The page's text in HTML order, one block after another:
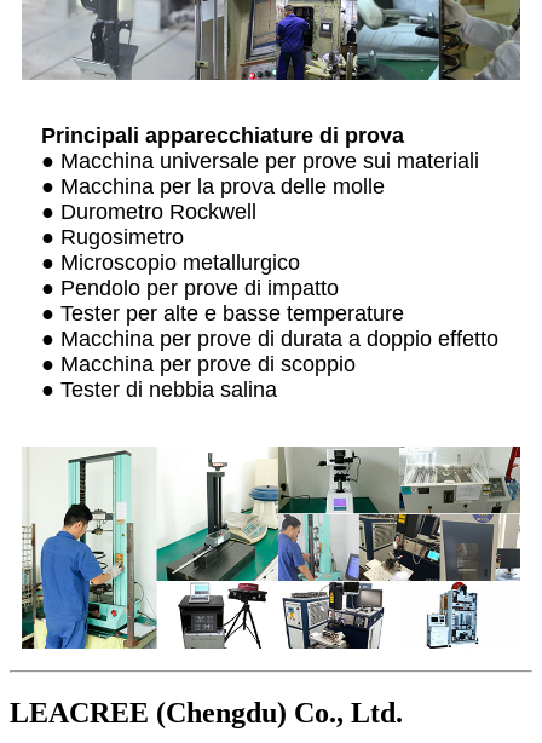
Principali apparecchiature di prova
● Macchina universale per prove sui materiali
● Macchina per la prova delle molle
● Durometro Rockwell
● Rugosimetro
● Microscopio metallurgico
● Pendolo per prove di impatto
● Tester per alte e basse temperature
● Macchina per prove di durata a doppio effetto
● Macchina per prove di scoppio
● Tester di nebbia salina
LEACREE (Chengdu) Co., Ltd.